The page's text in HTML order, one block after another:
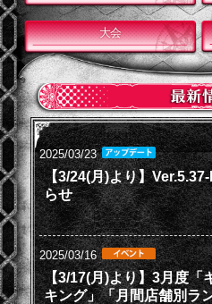
大会
2025/03/23
【3/24(月)より】
らせ
2025/03/16
【3/17(月)より】3月度「
キング」「月間店舗別ラ